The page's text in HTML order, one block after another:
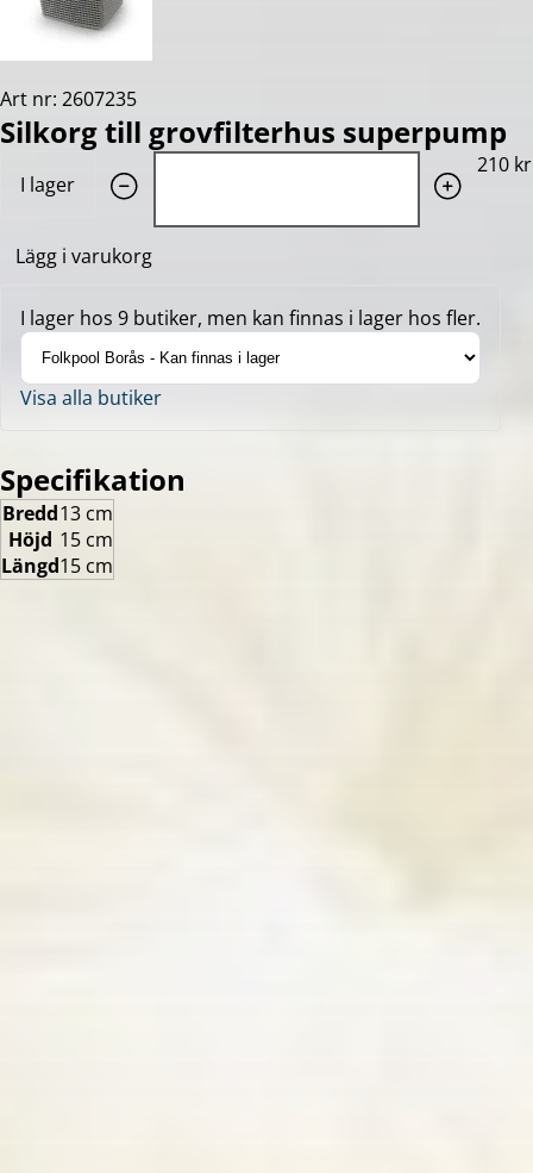
Art nr: 2607235
Silkorg till grovfilterhus superpump
I lager
210 kr
Lägg i varukorg
I lager hos 9 butiker, men kan finnas i lager hos fler.
Visa alla butiker
Specifikation
Bredd13 cm
Höjd 15 cm
Längd15 cm